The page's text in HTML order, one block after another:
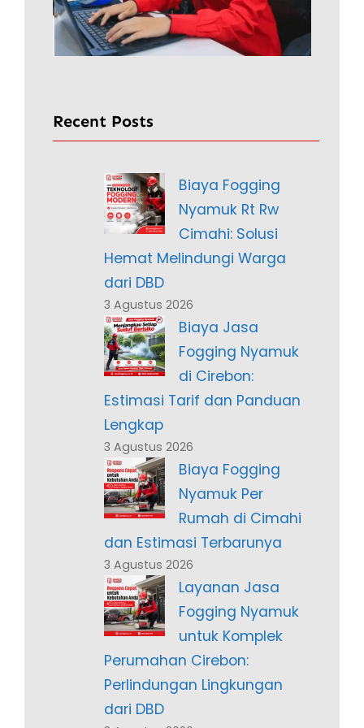
Recent Posts
Biaya Fogging
Nyamuk Rt Rw
Cimahi: Solusi
Hemat Melindungi Warga
dari DBD
3 Agustus 2026
Biaya Jasa
Fogging Nyamuk
di Cirebon:
Estimasi Tarif dan Panduan
Lengkap
3 Agustus 2026
Biaya Fogging
Nyamuk Per
Rumah di Cimahi
dan Estimasi Terbarunya
3 Agustus 2026
Layanan Jasa
Fogging Nyamuk
untuk Komplek
Perumahan Cirebon:
Perlindungan Lingkungan
dari DBD